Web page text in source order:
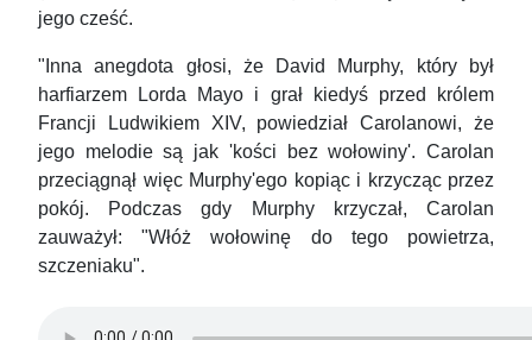
jego cześć.
"Inna anegdota głosi, że David Murphy, który był
harfiarzem Lorda Mayo i grał kiedyś przed królem
Francji Ludwikiem XIV, powiedział Carolanowi, że
jego melodie są jak 'kości bez wołowiny'. Carolan
przeciągnął więc Murphy'ego kopiąc i krzycząc przez
pokój. Podczas gdy Murphy krzyczał, Carolan
zauważył: "Włóż wołowinę do tego powietrza,
szczeniaku".